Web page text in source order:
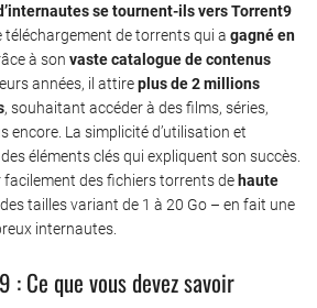
se tournent-ils vers Torrent9
téléchargement de torrents qui a gagné en
à son vaste catalogue de contenus
années, il attireplus de 2 millions
, souhaitant accéder à des films, séries,
encore. La simplicité d’utilisation et
éléments clés qui expliquent son succès.
facilement des fichiers torrents de haute
tailles variant de 1 à 20 Go – en fait une
internautes.
: Ce que vous devez savoir